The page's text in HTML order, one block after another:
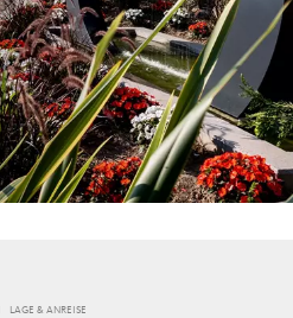
LAGE & ANREISE